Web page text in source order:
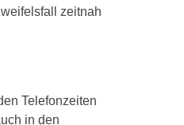
zeitnah
Telefonzeiten
in den